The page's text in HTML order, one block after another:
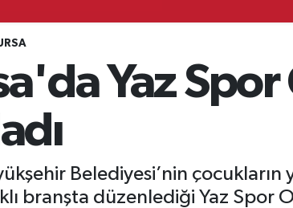
Yaz
Belediyesi’nin
branşta düzenlediği Yaz Spor